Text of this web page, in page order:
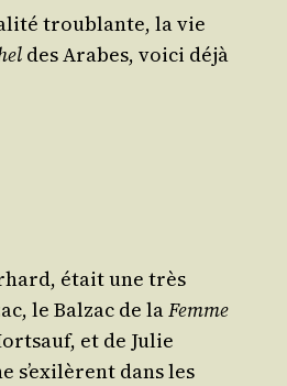
trou­blante, la vie
des Arabes, voi­ci déjà
était une très
le Bal­zac de laFemme
et de Julie
s’exilèrent dans les